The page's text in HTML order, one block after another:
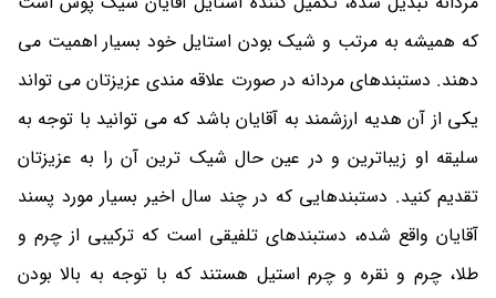
که همیشه به مرتب و شیک بودن استایل خود بسیار اهمیت می
دهند. دستبندهای مردانه در صورت علاقه مندی عزیزتان می تواند
یکی از آن هدیه ارزشمند به آقایان باشد که می توانید با توجه به
سلیقه او زیباترین و در عین حال شیک ترین آن را به عزیزتان
تقدیم کنید. دستبندهایی که در چند سال اخیر بسیار مورد پسند
آقایان واقع شده، دستبندهای تلفیقی است که ترکیبی از چرم و
طلا، چرم و نقره و چرم استیل هستند که با توجه به بالا بودن